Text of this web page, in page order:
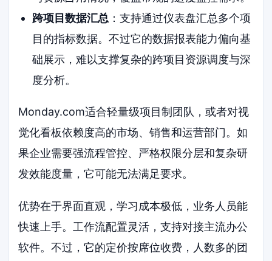
跨项目数据汇总：支持通过仪表盘汇总多个项
目的指标数据。不过它的数据报表能力偏向基
础展示，难以支撑复杂的跨项目资源调度与深
度分析。
Monday.com适合轻量级项目制团队，或者对视
觉化看板依赖度高的市场、销售和运营部门。如
果企业需要强流程管控、严格权限分层和复杂研
发效能度量，它可能无法满足要求。
优势在于界面直观，学习成本极低，业务人员能
快速上手。工作流配置灵活，支持对接主流办公
软件。不过，它的定价按席位收费，人数多的团